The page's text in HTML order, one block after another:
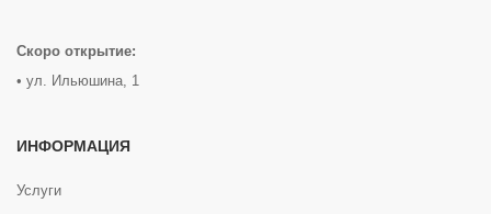
Скоро открытие:
• ул. Ильюшина, 1
ИНФОРМАЦИЯ
Услуги